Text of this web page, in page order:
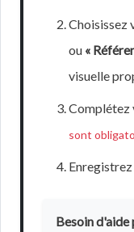
Choisissez
ou «
visuelle
sont
Besoin